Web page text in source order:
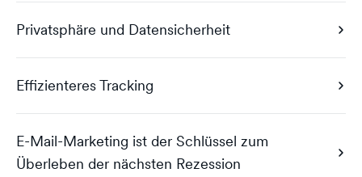
Privatsphäre und Datensicherheit
Effizienteres Tracking
E-Mail-Marketing ist der Schlüssel zum
Überleben der nächsten Rezession